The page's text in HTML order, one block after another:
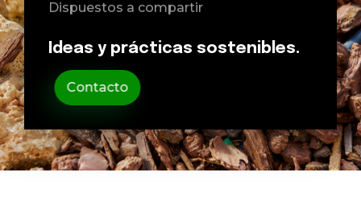
Dispuestos a compartir
Ideas y prácticas sostenibles.
Contacto